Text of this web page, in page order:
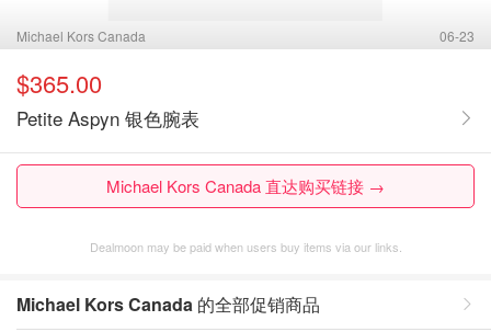
Michael Kors Canada 06-23
$365.00
Petite Aspyn 银色腕表
Michael Kors Canada 直达购买链接 →
Dealmoon may be paid when users buy items via our links.
Michael Kors Canada 的全部促销商品